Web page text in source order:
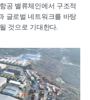
공 밸류체인에서 구조적
글로벌 네트워크를 바탕
것으로 기대한다.